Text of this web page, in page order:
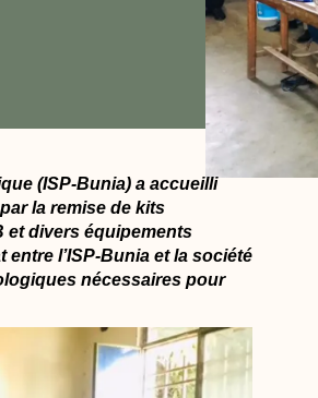
(ISP-Bunia) a accueilli
la remise de kits
et divers équipements
l’ISP-Bunia et la société
nécessaires pour